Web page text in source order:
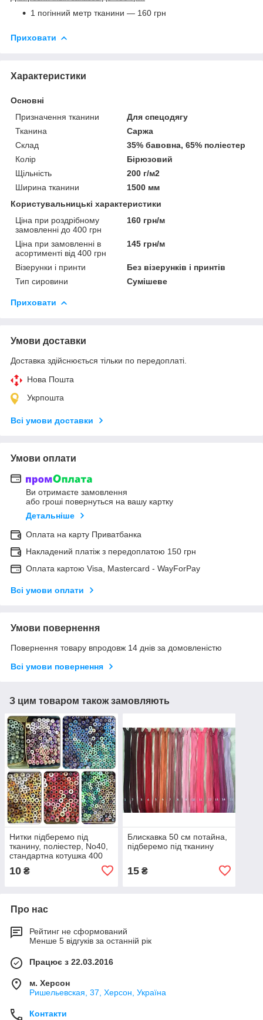
1 погінний метр тканини — 160 грн
Приховати
Характеристики
Основні
Призначення тканини
Для спецодягу
Тканина
Саржа
Склад
35% бавовна, 65% поліестер
Колір
Бірюзовий
Щільність
200 г/м2
Ширина тканини
1500 мм
Користувальницькі характеристики
Ціна при роздрібному
замовленні до 400 грн
160 грн/м
Ціна при замовленні в
асортименті від 400 грн
145 грн/м
Візерунки і принти
Без візерунків і принтів
Тип сировини
Сумішеве
Приховати
Умови доставки
Доставка здійснюється тільки по передоплаті.
Нова Пошта
Укрпошта
Всі умови доставки
Умови оплати
Ви отримаєте замовлення
або гроші повернуться на вашу картку
Детальніше
Оплата на карту Приватбанка
Накладений платіж з передоплатою 150 грн
Оплата картою Visa, Mastercard - WayForPay
Всі умови оплати
Умови повернення
Повернення товару впродовж 14 днів за домовленістю
Всі умови повернення
З цим товаром також замовляють
Нитки підберемо під
тканину, поліестер, No40,
стандартна котушка 400
10 ₴
Блискавка 50 см потайна,
підберемо під тканину
15₴
Про нас
Рейтинг не сформований
Менше 5 відгуків за останній рік
Працює з 22.03.2016
м. Херсон
Ришельевская, 37, Херсон, Україна
Контакти